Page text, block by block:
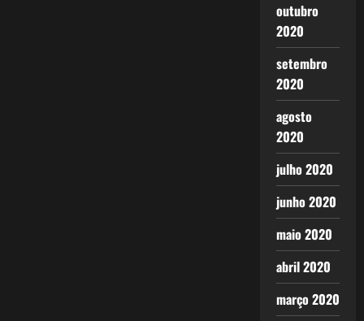
outubro
2020
setembro
2020
agosto
2020
julho 2020
junho 2020
maio 2020
abril 2020
março 2020